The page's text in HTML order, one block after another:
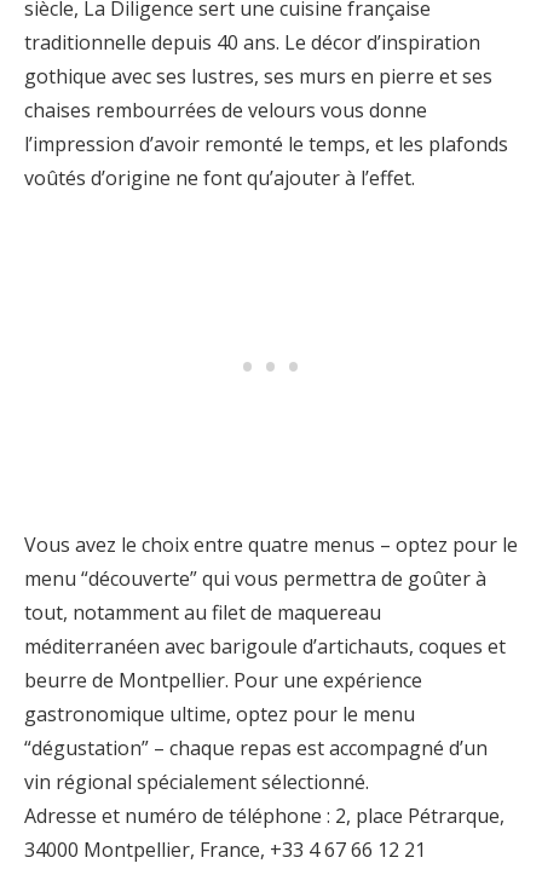
siècle, La Diligence sert une cuisine française
traditionnelle depuis 40 ans. Le décor d’inspiration
gothique avec ses lustres, ses murs en pierre et ses
chaises rembourrées de velours vous donne
l’impression d’avoir remonté le temps, et les plafonds
voûtés d’origine ne font qu’ajouter à l’effet.
Vous avez le choix entre quatre menus – optez pour le
menu “découverte” qui vous permettra de goûter à
tout, notamment au filet de maquereau
méditerranéen avec barigoule d’artichauts, coques et
beurre de Montpellier. Pour une expérience
gastronomique ultime, optez pour le menu
“dégustation” – chaque repas est accompagné d’un
vin régional spécialement sélectionné.
Adresse et numéro de téléphone : 2, place Pétrarque,
34000 Montpellier, France, +33 4 67 66 12 21